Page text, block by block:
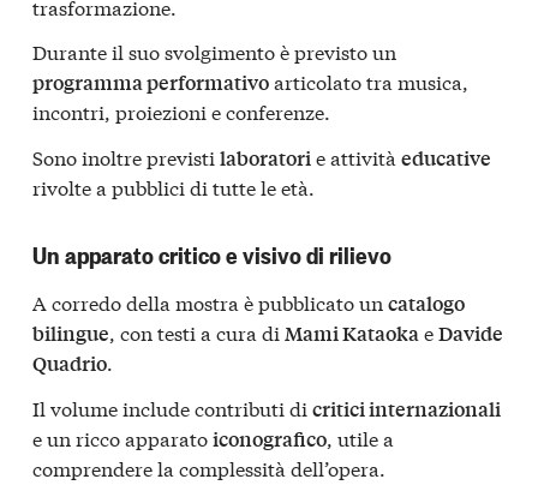
trasformazione.
Durante il suo svolgimento è previsto un
programma performativoarticolato tra musica,
incontri, proiezioni e conferenze.
Sono inoltre previsti laboratorie attività educative
rivolte a pubblici di tutte le età.
Un apparato critico e visivo di rilievo
A corredo della mostra è pubblicato un catalogo
bilingue, con testi a cura di Mami KataokaeDavide
Quadrio.
Il volume include contributi di critici internazionali
e un ricco apparatoiconografico, utile a
comprendere la complessità dell’opera.